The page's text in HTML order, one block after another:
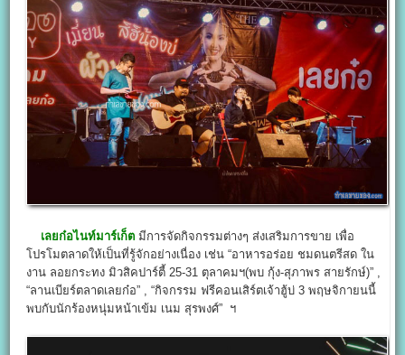
เลยก๋อไนท์มาร์เก็ต มีการจัดกิจกรรมต่างๆ ส่งเสริมการขาย เพื่อ
โปรโมตลาดให้เป็นที่รู้จักอย่างเนื่อง เช่น “อาหารอร่อย ชมดนตรีสด ใน
งาน ลอยกระทง มิวสิคปาร์ตี้ 25-31 ตุลาคมฯ(พบ กุ้ง-สุภาพร สายรักษ์)” ,
“ลานเบียร์ตลาดเลยก๋อ” , “กิจกรรม ฟรีคอนเสิร์ตเจ้าฮู้บ่ 3 พฤษจิกายนนี้
พบกับนักร้องหนุ่มหน้าเข้ม เนม สุรพงศ์” ฯ